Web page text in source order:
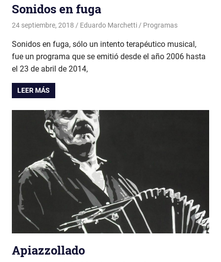
Sonidos en fuga
24 septiembre, 2018 Eduardo Marchetti Programas
Sonidos en fuga, sólo un intento terapéutico musical,
fue un programa que se emitió desde el año 2006 hasta
el 23 de abril de 2014,
LEER MÁS
Apiazzollado